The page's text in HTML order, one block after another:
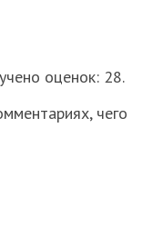
оценок: 28.
чего